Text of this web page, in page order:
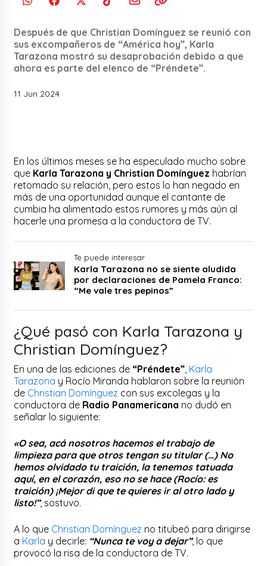
Después de que Christian Domínguez se reunió con
sus excompañeros de “América hoy”, Karla
Tarazona mostró su desaprobación debido a que
ahora es parte del elenco de “Préndete”.
11 Jun 2024
En los últimos meses se ha especulado mucho sobre
que Karla Tarazona y Christian Domínguez habrían
retomado su relación, pero estos lo han negado en
más de una oportunidad aunque el cantante de
cumbia ha alimentado estos rumores y más aún al
hacerle una promesa a la conductora de TV.
Te puede interesar
Karla Tarazona no se siente aludida
por declaraciones de Pamela Franco:
“Me vale tres pepinos”
¿Qué pasó con Karla Tarazona y
Christian Domínguez?
En una de las ediciones de “Préndete” Karla
Tarazona y Rocío Miranda hablaron sobre la reunión
de Christian Domínguez con sus excolegas y la
conductora de Radio Panamericana no dudó en
señalar lo siguiente:
«O sea, acá nosotros hacemos el trabajo de
limpieza para que otros tengan su titular (…) No
hemos olvidado tu traición, la tenemos tatuada
aquí, en el corazón, eso no se hace (Rocío: es
traición) ¡Mejor di que te quieres ir al otro lado y
listo!”, sostuvo.
A lo que Christian Domínguez no titubeó para dirigirse
a Karla y decirle: “Nunca te voy a dejar”, lo que
provocó la risa de la conductora de TV.